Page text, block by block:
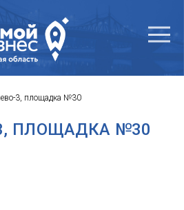
3, площадка №30
ПЛОЩАДКА №30